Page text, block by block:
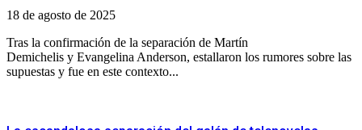
18 de agosto de 2025
Tras la confirmación de la separación de Martín
Demichelis y Evangelina Anderson, estallaron los rumores sobre las
supuestas y fue en este contexto...